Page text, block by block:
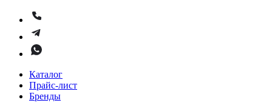
Каталог
Прайс-лист
Бренды